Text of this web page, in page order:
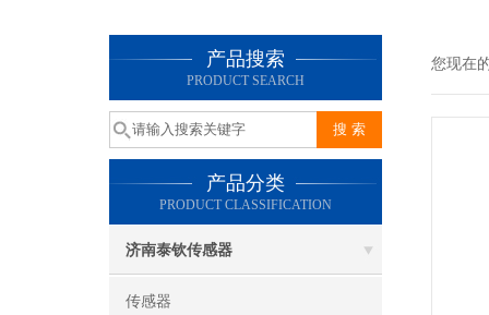
产品搜索
PRODUCT SEARCH
产品分类
PRODUCT CLASSIFICATION
济南泰钦传感器
传感器
您现在